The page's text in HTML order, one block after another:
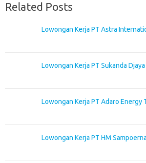
Related Posts
Lowongan Kerja PT Astra
Lowongan Kerja PT Sukanda Djaya
Lowongan Kerja PT Adaro Energy
Lowongan Kerja PT HM Sampoerna